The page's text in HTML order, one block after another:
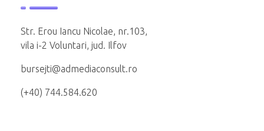
Str. Erou Iancu Nicolae, nr.103,
vila i-2 Voluntari, jud. Ilfov
bursejti@admediaconsult.ro
(+40) 744.584.620